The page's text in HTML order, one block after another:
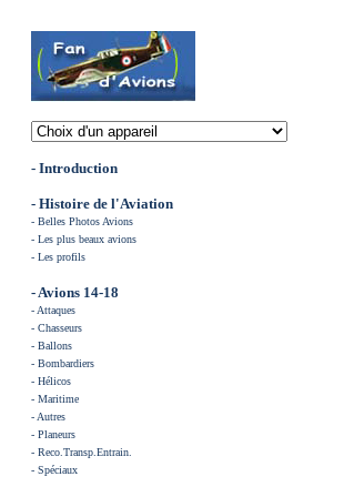
- Introduction
- Histoire de l'Aviation
- Belles Photos Avions
- Les plus beaux avions
- Les profils
- Avions 14-18
- Attaques
- Chasseurs
- Ballons
- Bombardiers
- Hélicos
- Maritime
- Autres
- Planeurs
- Reco.Transp.Entrain.
- Spéciaux